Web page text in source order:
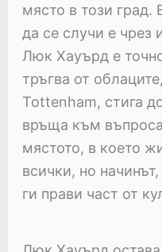
място в този град.
да се случи е чрез
Люк Хауърд е
тръгва от
Tottenham, стига
връща към
мястото, в което
всички, но
ги прави част от